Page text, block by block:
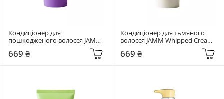
Кондиціонер для
пошкодженого волосся JAMM
669 ₴
Кондиціонер для тьмяного
волосся JAMM Whipped Cream
669 ₴